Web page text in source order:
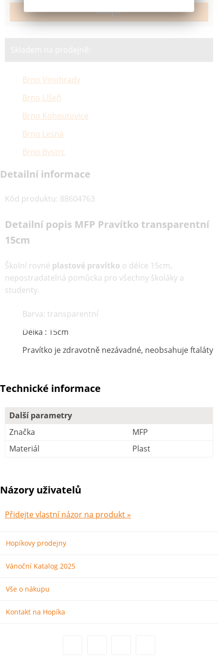
Brno Vinohrady
Brno Líšeň
Brno Kohoutovice
Brno Lesná
Brno Bystrc
Detailní informace
Kód produktu: 88604763
Detailní popis MFP Pravítko transparentní
15cm
Školní rovné plastové pravítko o délce 15cm,
nepostradatelná pomůcka pro všechny školáky a
studenty.
Barva: transparentní
Délka : 15cm
Pravítko je zdravotně nezávadné, neobsahuje ftaláty
Technické informace
Další parametry
Značka
MFP
Materiál
Plast
Názory uživatelů
Přidejte vlastní názor na produkt »
Hopíkovy prodejny
Vánoční Katalog 2025
Vše o nákupu
Kontakt na Hopíka